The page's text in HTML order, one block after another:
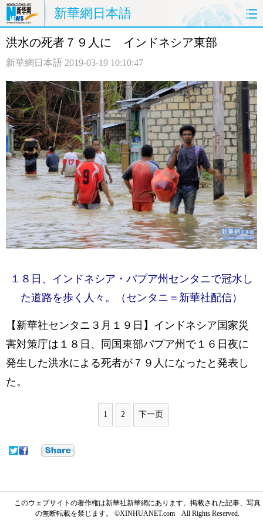
新華網日本語
ホームページ 政治 経済
観光 評論 写真
中日対訳
洪水の死者７９人に インドネシア東部
新華網日本語 2019-03-19 10:10:47
１８日、インドネシア・パプア州センタニで冠水し
た道路を歩く人々。（センタニ＝新華社配信）
【新華社センタニ３月１９日】インドネシア国家災
害対策庁は１８日、同国東部パプア州で１６日夜に
発生した洪水による死者が７９人になったと発表し
た。
1 2 下一页
このウェブサイトの著作権は新華社新華網にあります。掲載された記事、写真
の無断転載を禁じます。 ©XINHUANET.com All Rights Reserved.